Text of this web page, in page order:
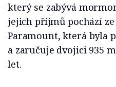
který se zabývá
jejich příjmů pochází
Paramount, která byla
a zaručuje dvojici 935
let.